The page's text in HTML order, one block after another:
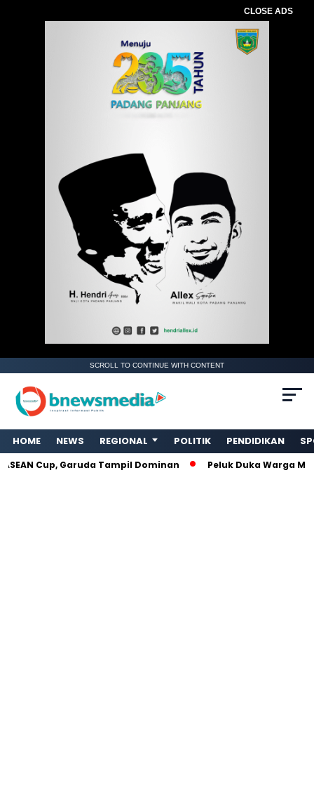
CLOSE ADS
SCROLL TO CONTINUE WITH CONTENT
HOME NEWS REGIONAL POLITIK PENDIDIKAN
Cup, Garuda Tampil Dominan Peluk Duka Warga